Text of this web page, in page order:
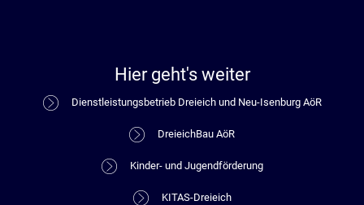
Hier geht's weiter
Dienstleistungsbetrieb Dreieich und Neu-Isenburg AöR
DreieichBau AöR
Kinder- und Jugendförderung
KITAS-Dreieich